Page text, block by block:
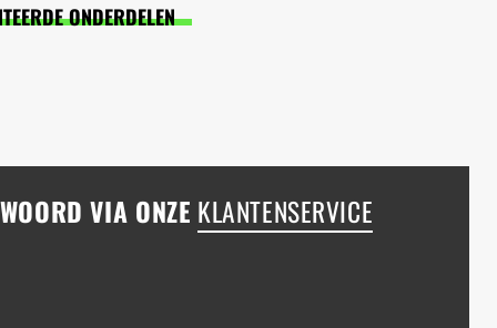
ONDERDELEN
VIA ONZE KLANTENSERVICE